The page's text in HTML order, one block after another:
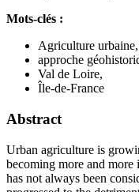
Mots-clés :
Agriculture urbaine,
approche
Val de Loire,
Île-de-France
Abstract
Urban agriculture is
becoming more and
has not always been